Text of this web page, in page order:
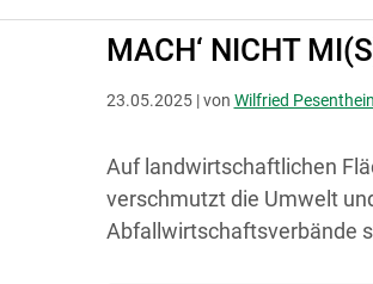
MACH‘ NICHT
23.05.2025 | von Wilfried
Auf landwirtschaftlichen
verschmutzt die Umwelt
Abfallwirtschaftsverbände